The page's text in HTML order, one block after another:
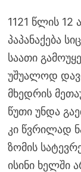
1121 წლის
პაპანაქება
საათი
უშუალოდ
მხედრის
წუთი უნდა
კი წვრილად
ზომის
ისინი ხელში